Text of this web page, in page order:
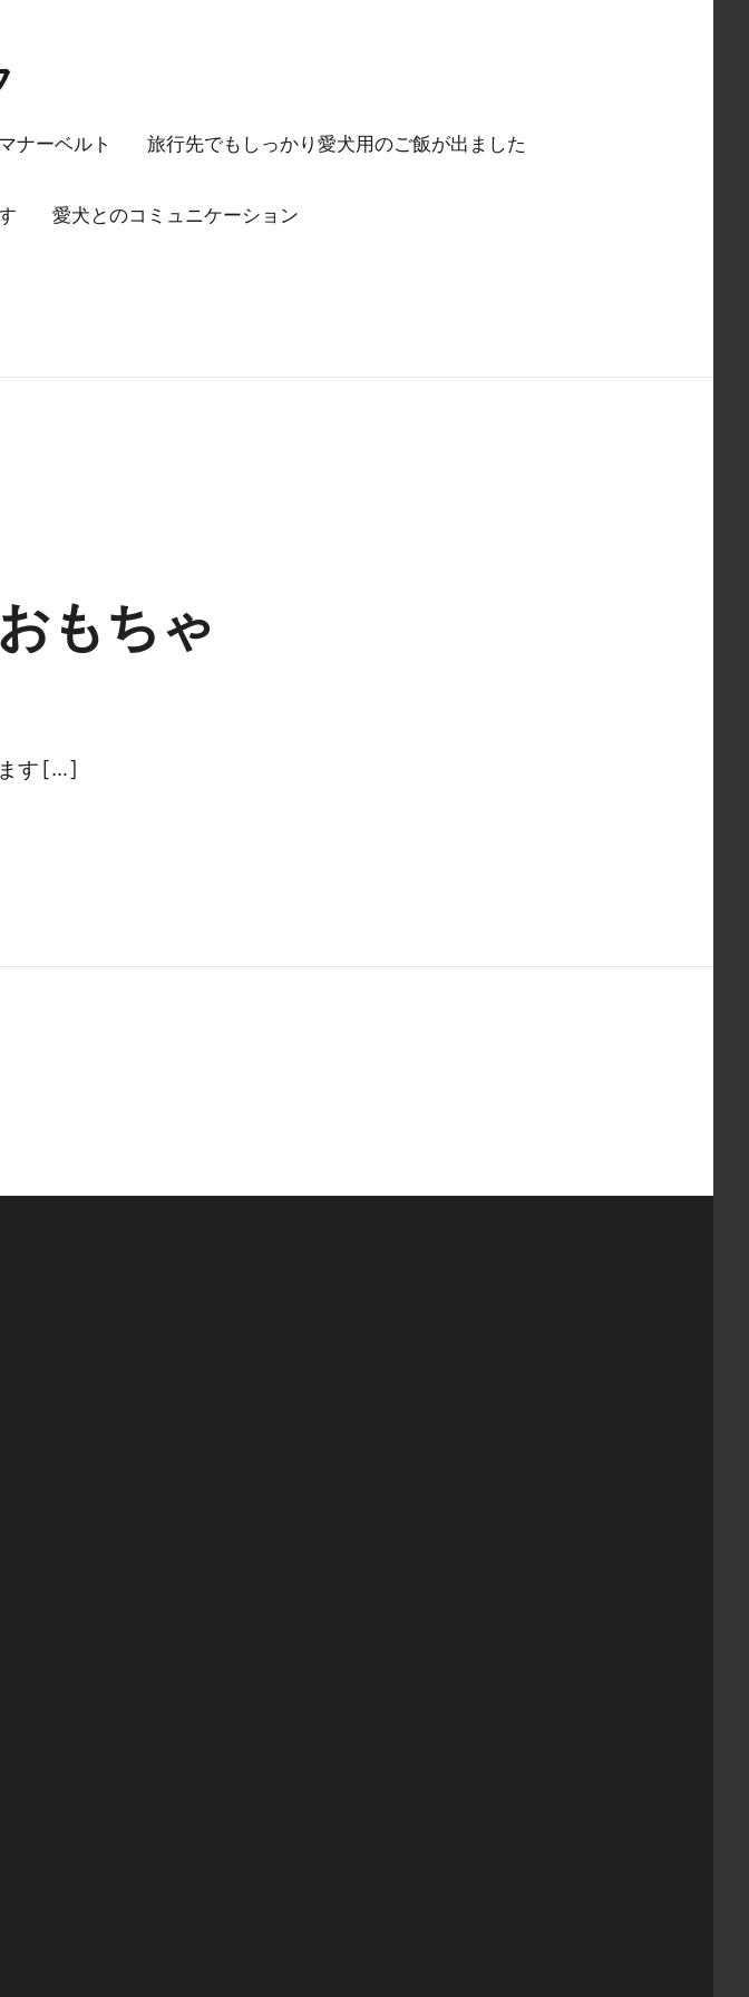
ナーベルト 旅行先でもしっかり愛犬用のご飯が出ました
愛犬とのコミュニケーション
もちゃ
す […]